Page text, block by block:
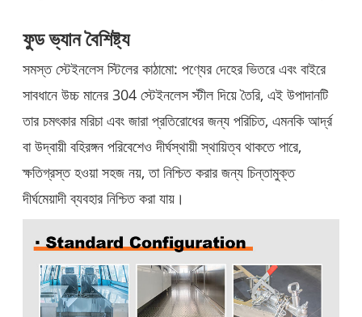
ফুড ভ্যান বৈশিষ্ট্য
সমস্ত স্টেইনলেস স্টিলের কাঠামো: পণ্যের দেহের ভিতরে এবং বাইরে
সাবধানে উচ্চ মানের 304 স্টেইনলেস স্টীল দিয়ে তৈরি, এই উপাদানটি
তার চমৎকার মরিচা এবং জারা প্রতিরোধের জন্য পরিচিত, এমনকি আর্দ্র
বা উদ্বায়ী বহিরঙ্গন পরিবেশেও দীর্ঘস্থায়ী স্থায়িত্ব থাকতে পারে,
ক্ষতিগ্রস্ত হওয়া সহজ নয়, তা নিশ্চিত করার জন্য চিন্তামুক্ত
দীর্ঘমেয়াদী ব্যবহার নিশ্চিত করা যায়।